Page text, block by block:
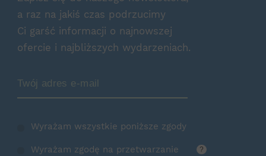
a raz na jakiś czas podrzucimy
Ci garść informacji o najnowszej
ofercie i najbliższych wydarzeniach.
Wyrażam wszystkie poniższe zgody
Wyrażam zgodę na przetwarzanie
?